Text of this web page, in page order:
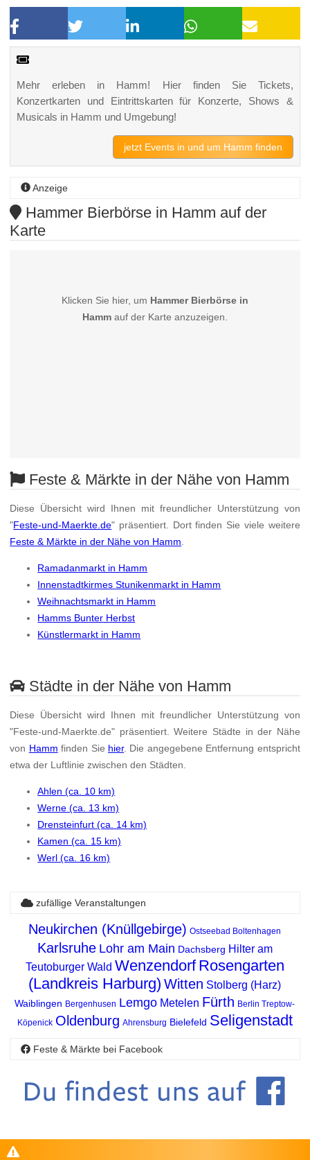
Mehr erleben in Hamm! Hier finden Sie Tickets,
Konzertkarten und Eintrittskarten für Konzerte, Shows &
Musicals in Hamm und Umgebung!
jetzt Events in und um Hamm finden
Anzeige
Hammer Bierbörse in Hamm auf der
Karte
Klicken Sie hier, um Hammer Bierbörse in
Hammauf der Karte anzuzeigen.
Feste & Märkte in der Nähe von Hamm
Diese Übersicht wird Ihnen mit freundlicher Unterstützung von
"Feste-und-Maerkte.de" präsentiert. Dort finden Sie viele weitere
Feste & Märkte in der Nähe von Hamm
Ramadanmarkt in Hamm
Innenstadtkirmes Stunikenmarkt in Hamm
Weihnachtsmarkt in Hamm
Hamms Bunter Herbst
Künstlermarkt in Hamm
Städte in der Nähe von Hamm
Diese Übersicht wird Ihnen mit freundlicher Unterstützung von
"Feste-und-Maerkte.de" präsentiert. Weitere Städte in der Nähe
von Hamm finden Sie hier. Die angegebene Entfernung entspricht
etwa der Luftlinie zwischen den Städten.
Ahlen (ca. 10 km)
Werne (ca. 13 km)
Drensteinfurt (ca. 14 km)
Kamen (ca. 15 km)
Werl (ca. 16 km)
zufällige Veranstaltungen
Neukirchen (Knüllgebirge) Ostseebad Boltenhagen
Karlsruhe Lohr am Main Dachsberg Hilter am
Teutoburger Wald Wenzendorf Rosengarten
(Landkreis Harburg) Witten Stolberg (Harz)
Waiblingen Bergenhusen Lemgo Metelen Fürth Berlin Treptow-
Köpenick Oldenburg Ahrensburg Bielefeld Seligenstadt
Feste & Märkte bei Facebook